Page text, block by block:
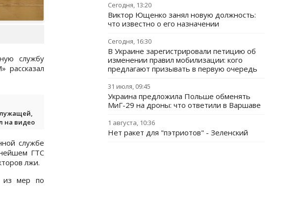
службу
рассказал
на видео
службе
ГТС
лжи.
из мер по
Сегодня, 13:20
Виктор Ющенко занял новую должность:
что известно о его назначении
Сегодня, 16:30
В Украине зарегистрировали петицию об
изменении правил мобилизации: кого
предлагают призывать в первую очередь
31 июля, 09:45
Украина предложила Польше обменять
МиГ-29 на дроны: что ответили в Варшаве
1 августа, 10:36
Нет ракет для "пэтриотов" - Зеленский